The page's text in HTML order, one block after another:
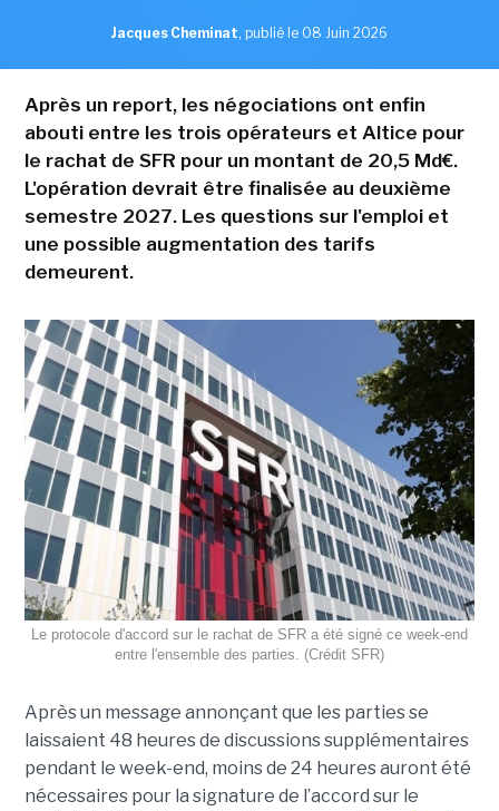
Jacques Cheminat, publié le 08 Juin 2026
Après un report, les négociations ont enfin
abouti entre les trois opérateurs et Altice pour
le rachat de SFR pour un montant de 20,5 Md€.
L'opération devrait être finalisée au deuxième
semestre 2027. Les questions sur l'emploi et
une possible augmentation des tarifs
demeurent.
Le protocole d'accord sur le rachat de SFR a été signé ce week-end
entre l'ensemble des parties. (Crédit SFR)
Après un message annonçant que les parties se
laissaient 48 heures de discussions supplémentaires
pendant le week-end, moins de 24 heures auront été
nécessaires pour la signature de l’accord sur le